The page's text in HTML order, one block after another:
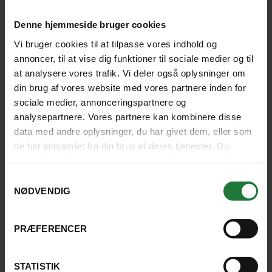
Denne hjemmeside bruger cookies
Vi bruger cookies til at tilpasse vores indhold og
annoncer, til at vise dig funktioner til sociale medier og til
at analysere vores trafik. Vi deler også oplysninger om
din brug af vores website med vores partnere inden for
sociale medier, annonceringspartnere og
analysepartnere. Vores partnere kan kombinere disse
data med andre oplysninger, du har givet dem, eller som
de har indsamlet fra din brug af deres tjenester. Du
NØDVENDIG
PRÆFERENCER
STATISTIK
Er du til adrenalinrus? Vandreture? Fest og
farver? Eller øde strandparadiser? De
Vestindiske Øer har det hele og mere til.
Historie Krydstogter Kultur
Lokalliv
Øhop
Strand Natur
LÆS ARTIKEL